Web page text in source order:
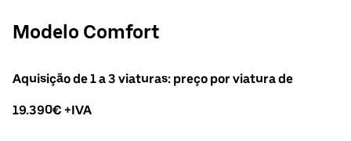
Modelo Comfort
Aquisição de 1 a 3 viaturas: preço por viatura de
19.390€ +IVA